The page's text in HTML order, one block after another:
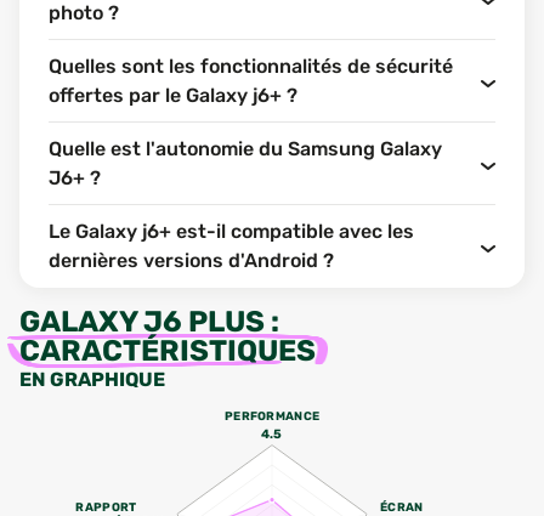
photo ?
Quelles sont les fonctionnalités de sécurité
offertes par le Galaxy j6+ ?
Quelle est l'autonomie du Samsung Galaxy
J6+ ?
Le Galaxy j6+ est-il compatible avec les
dernières versions d'Android ?
GALAXY J6 PLUS :
CARACTÉRISTIQUES
EN GRAPHIQUE
PERFORMANCE
4.5
ÉCRAN
RAPPORT